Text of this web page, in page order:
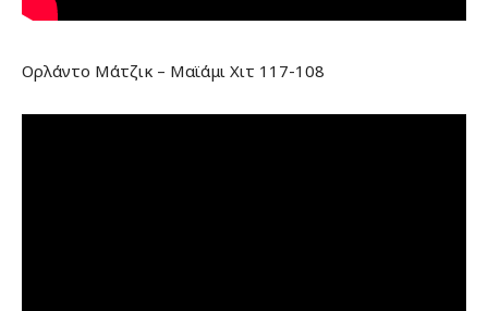
Ορλάντο Μάτζικ – Μαϊάμι Χιτ 117-108